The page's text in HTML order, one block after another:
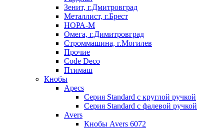
Зенит, г.Дмитровград
Металлист, г.Брест
НОРА-М
Омега, г.Димитровград
Строммашина, г.Могилев
Прочие
Code Deco
Птимаш
Кнобы
Apecs
Серия Standard с круглой ручкой
Серия Standard с фалевой ручкой
Avers
Кнобы Avers 6072